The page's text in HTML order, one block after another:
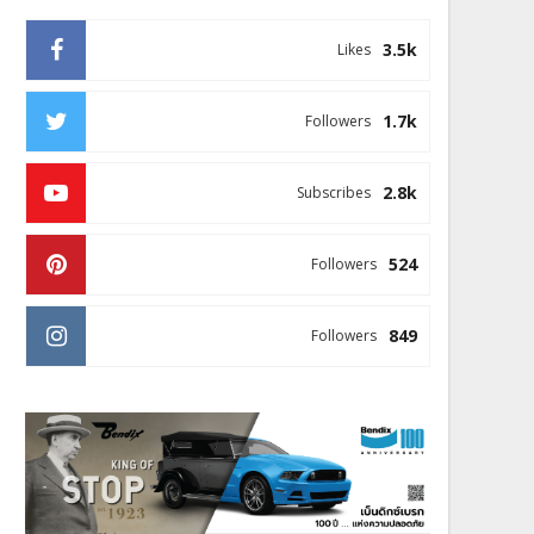
3.5k
Likes
1.7k
Followers
2.8k
Subscribes
524
Followers
849
Followers